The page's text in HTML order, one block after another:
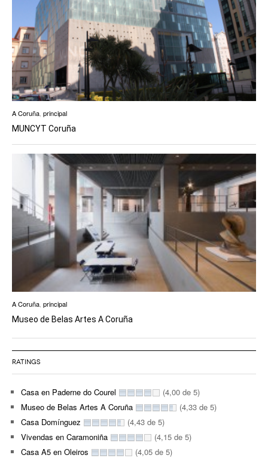
A Coruña principal
MUNCYT Coruña
A Coruña principal
Museo de Belas Artes A Coruña
RATINGS
Casa en Paderne do Courel
(4,00 de 5)
Museo de Belas Artes A Coruña
(4,33 de 5)
Casa Domínguez
(4,43 de 5)
Vivendas en Caramoniña
(4,15 de 5)
Casa A5 en Oleiros
(4,05 de 5)